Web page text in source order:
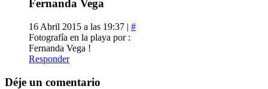
Fernanda Vega
16 Abril 2015 a las 19:37 | #
Fotografía en la playa por :
Fernanda Vega !
Responder
Déje un comentario